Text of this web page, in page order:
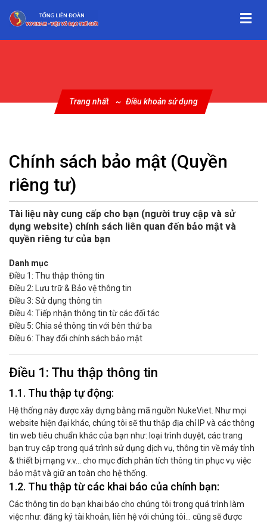
Trang nhất Điều khoản sử dụng
Chính sách bảo mật (Quyền
riêng tư)
Tài liệu này cung cấp cho bạn (người truy cập và sử
dụng website) chính sách liên quan đến bảo mật và
quyền riêng tư của bạn
Danh mục
Điều 1: Thu thập thông tin
Điều 2: Lưu trữ & Bảo vệ thông tin
Điều 3: Sử dụng thông tin
Điều 4: Tiếp nhận thông tin từ các đối tác
Điều 5: Chia sẻ thông tin với bên thứ ba
Điều 6: Thay đổi chính sách bảo mật
Điều 1: Thu thập thông tin
1.1. Thu thập tự động:
Hệ thống này được xây dựng bằng mã nguồn NukeViet. Như mọi
website hiện đại khác, chúng tôi sẽ thu thập địa chỉ IP và các thông
tin web tiêu chuẩn khác của bạn như: loại trình duyệt, các trang
bạn truy cập trong quá trình sử dụng dịch vụ, thông tin về máy tính
& thiết bị mạng v.v… cho mục đích phân tích thông tin phục vụ việc
bảo mật và giữ an toàn cho hệ thống.
1.2. Thu thập từ các khai báo của chính bạn:
Các thông tin do bạn khai báo cho chúng tôi trong quá trình làm
việc như: đăng ký tài khoản, liên hệ với chúng tôi... cũng sẽ được